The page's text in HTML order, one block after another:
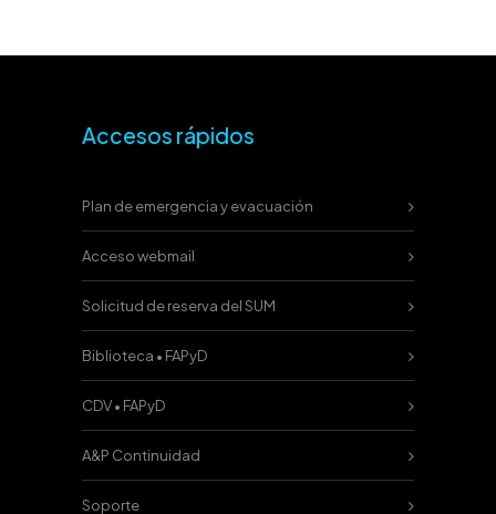
Accesos rápidos
Plan de emergencia y evacuación
Acceso webmail
Solicitud de reserva del SUM
Biblioteca • FAPyD
CDV • FAPyD
A&P Continuidad
Soporte